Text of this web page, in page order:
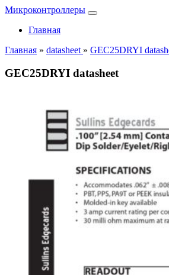
Микроконтроллеры
Главная
Главная » datasheet » GEC25DRYI
GEC25DRYI datasheet